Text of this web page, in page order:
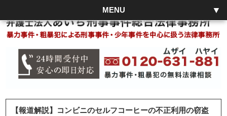
MENU
【報道解説】コンビニのセルフコーヒーの不正利用の窃盗